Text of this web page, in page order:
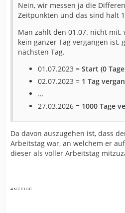
Nein, wir messen ja die
Zeitpunkten und das sind halt
Man zählt den 01.07. nicht mit,
kein ganzer Tag vergangen ist,
nächsten Tag.
01.07.2023 = Start (0
02.07.2023 = 1 Tag
…
27.03.2026 = 1000 Tage
Da davon auszugehen ist, dass
Arbeitstag war, an welchem er
dieser als voller Arbeitstag